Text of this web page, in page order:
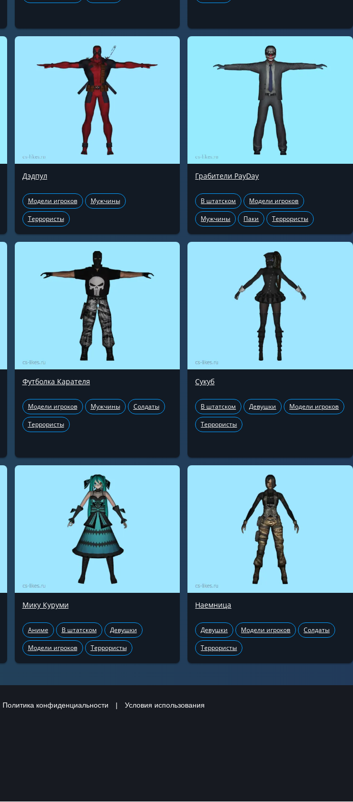
Дэдпул
Модели игроков Мужчины
Террористы
Грабители PayDay
В штатском Модели игроков
Мужчины Паки Террористы
Футболка Карателя
Модели игроков Мужчины Солдаты
Террористы
Сукуб
В штатском Девушки Модели игроков
Террористы
Мику Куруми
Аниме В штатском Девушки
Модели игроков Террористы
Наемница
Девушки Модели игроков Солдаты
Террористы
Политика конфиденциальности | Условия использования